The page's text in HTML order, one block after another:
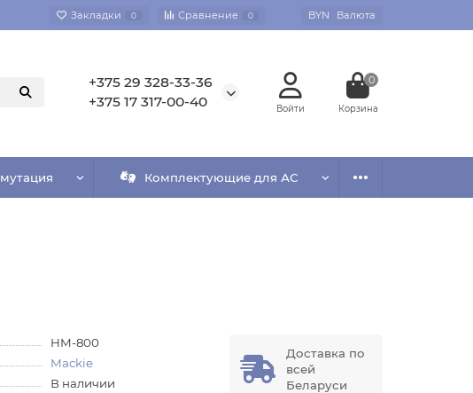
Закладки 0 Сравнение 0 BYN Валюта
+375 29 328-33-36
+375 17 317-00-40
0
Комплектующие для АС
HM-800
Mackie
В наличии
Доставка по
всей
Беларуси